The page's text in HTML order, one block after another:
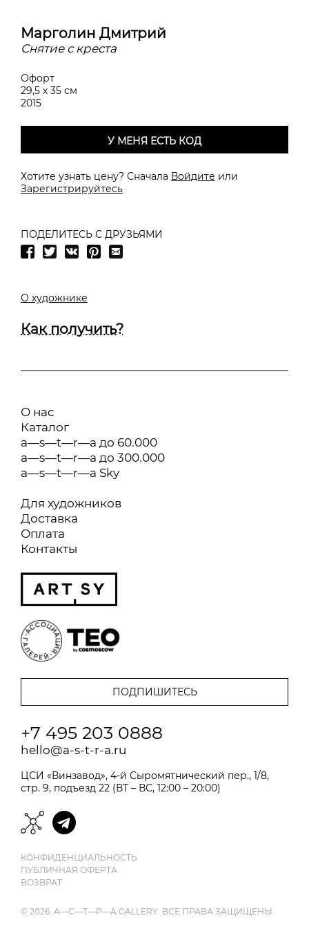
Марголин Дмитрий
Снятие с креста
Офорт
29,5 х 35 см
2015
У МЕНЯ ЕСТЬ КОД
Хотите узнать цену? Сначала Войдите или
Зарегистрируйтесь
ПОДЕЛИТЕСЬ С ДРУЗЬЯМИ
О художнике
Как получить?
О нас
Каталог
a—s—t—r—a до 60.000
a—s—t—r—a до 300.000
a—s—t—r—a Sky
Для художников
Доставка
Оплата
Контакты
+7 495 203 0888
hello@a-s-t-r-a.ru
ЦСИ «Винзавод», 4-й Сыромятнический пер., 1/8,
стр. 9, подъезд 22 (ВТ – ВС, 12:00 – 20:00)
КОНФИДЕНЦИАЛЬНОСТЬ
ПУБЛИЧНАЯ ОФЕРТА
ВОЗВРАТ
© 2026. A—С—T—Р—A GALLERY. ВСЕ ПРАВА ЗАЩИЩЕНЫ.